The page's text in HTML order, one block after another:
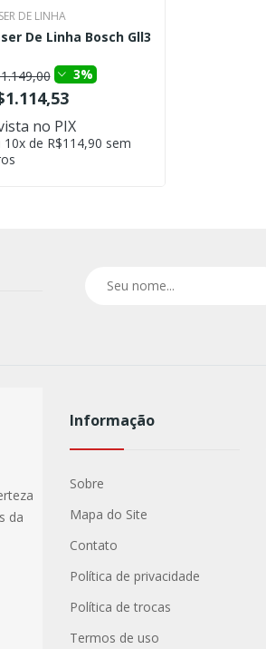
DE LINHA
De Linha Bosch Gll3
3%
no PIX
10x de R$114,90 sem
da
Informação
Sobre
Mapa do Site
Contato
Política de privacidade
Política de trocas
Termos de uso